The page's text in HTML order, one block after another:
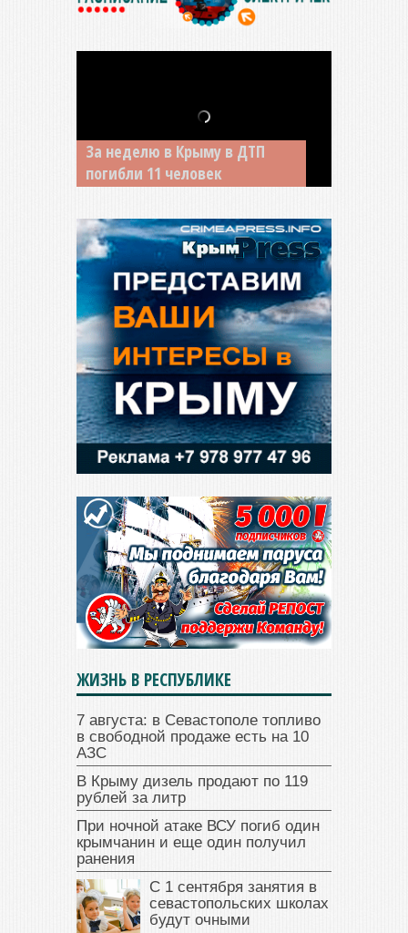
В Джанкое водитель ВАЗа
сбил двух детей на «зебре»
ЖИЗНЬ В РЕСПУБЛИКЕ
7 августа: в Севастополе топливо
в свободной продаже есть на 10
АЗС
В Крыму дизель продают по 119
рублей за литр
При ночной атаке ВСУ погиб один
крымчанин и еще один получил
ранения
С 1 сентября занятия в
севастопольских школах
будут очными